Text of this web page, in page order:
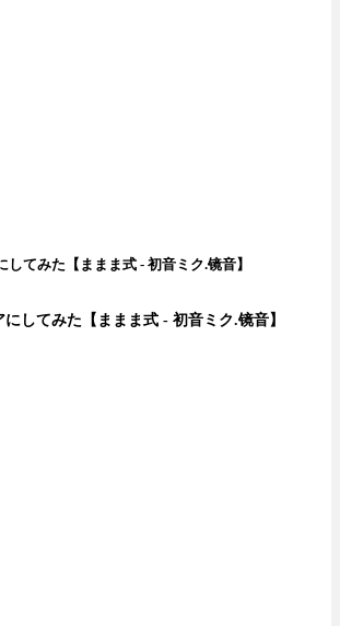
してみた【ままま式 - 初音ミク.镜音】
にしてみた【ままま式 - 初音ミク.镜音】